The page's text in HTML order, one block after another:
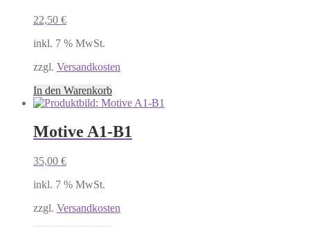
22,50 €
inkl. 7 % MwSt.
zzgl. Versandkosten
In den Warenkorb
Motive A1-B1
35,00 €
inkl. 7 % MwSt.
zzgl. Versandkosten